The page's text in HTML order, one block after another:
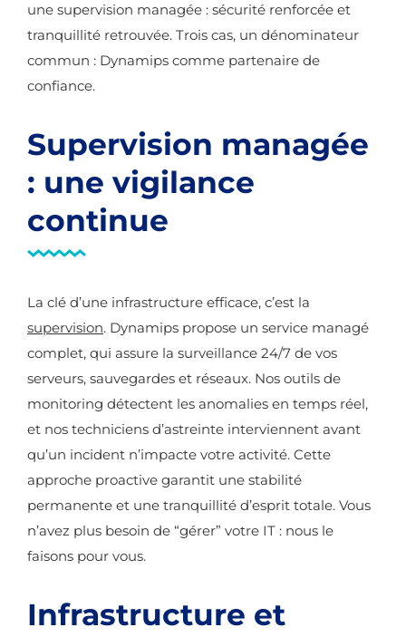
une supervision managée : sécurité renforcée et
tranquillité retrouvée. Trois cas, un dénominateur
commun : Dynamips comme partenaire de
confiance.
Supervision managée
: une vigilance
continue
La clé d’une infrastructure efficace, c’est la
supervision. Dynamips propose un service managé
complet, qui assure la surveillance 24/7 de vos
serveurs, sauvegardes et réseaux. Nos outils de
monitoring détectent les anomalies en temps réel,
et nos techniciens d’astreinte interviennent avant
qu’un incident n’impacte votre activité. Cette
approche proactive garantit une stabilité
permanente et une tranquillité d’esprit totale. Vous
n’avez plus besoin de “gérer” votre IT : nous le
faisons pour vous.
Infrastructure et